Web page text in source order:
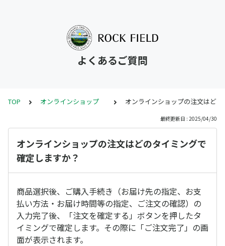
よくあるご質問
TOP オンラインショップ オンラインショップの注文はど
最終更新日 : 2025/04/30
オンラインショップの注文はどのタイミングで
確定しますか？
商品選択後、ご購入手続き（お届け先の指定、お支
払い方法・お届け時間等の指定、ご注文の確認）の
入力完了後、「注文を確定する」ボタンを押したタ
イミングで確定します。その際に「ご注文完了」の画
面が表示されます。